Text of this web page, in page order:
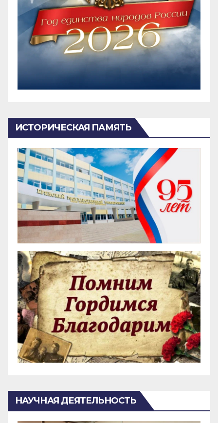
ИСТОРИЧЕСКАЯ ПАМЯТЬ
НАУЧНАЯ ДЕЯТЕЛЬНОСТЬ